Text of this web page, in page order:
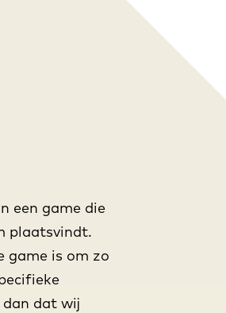
een game die
plaatsvindt.
game is om zo
dan dat wij